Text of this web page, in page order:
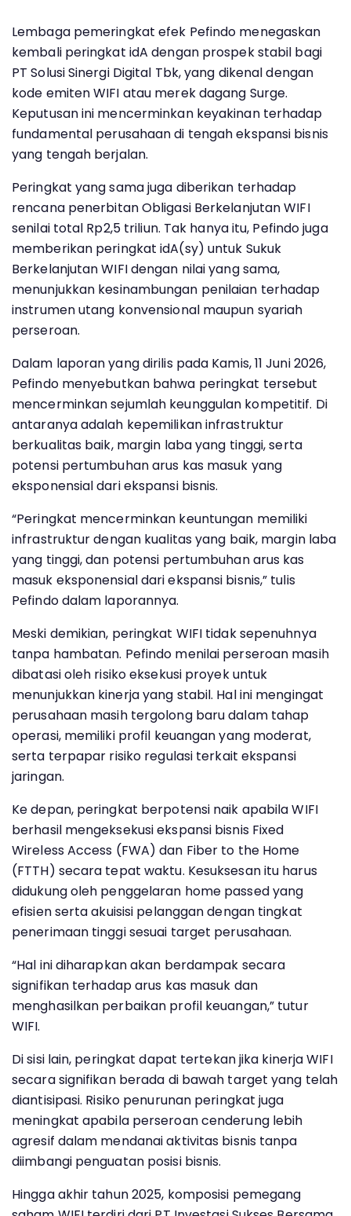
Lembaga pemeringkat efek Pefindo menegaskan
kembali peringkat idA dengan prospek stabil bagi
PT Solusi Sinergi Digital Tbk, yang dikenal dengan
kode emiten WIFI atau merek dagang Surge.
Keputusan ini mencerminkan keyakinan terhadap
fundamental perusahaan di tengah ekspansi bisnis
yang tengah berjalan.
Peringkat yang sama juga diberikan terhadap
rencana penerbitan Obligasi Berkelanjutan WIFI
senilai total Rp2,5 triliun. Tak hanya itu, Pefindo juga
memberikan peringkat idA(sy) untuk Sukuk
Berkelanjutan WIFI dengan nilai yang sama,
menunjukkan kesinambungan penilaian terhadap
instrumen utang konvensional maupun syariah
perseroan.
Dalam laporan yang dirilis pada Kamis, 11 Juni 2026,
Pefindo menyebutkan bahwa peringkat tersebut
mencerminkan sejumlah keunggulan kompetitif. Di
antaranya adalah kepemilikan infrastruktur
berkualitas baik, margin laba yang tinggi, serta
potensi pertumbuhan arus kas masuk yang
eksponensial dari ekspansi bisnis.
“Peringkat mencerminkan keuntungan memiliki
infrastruktur dengan kualitas yang baik, margin laba
yang tinggi, dan potensi pertumbuhan arus kas
masuk eksponensial dari ekspansi bisnis,” tulis
Pefindo dalam laporannya.
Meski demikian, peringkat WIFI tidak sepenuhnya
tanpa hambatan. Pefindo menilai perseroan masih
dibatasi oleh risiko eksekusi proyek untuk
menunjukkan kinerja yang stabil. Hal ini mengingat
perusahaan masih tergolong baru dalam tahap
operasi, memiliki profil keuangan yang moderat,
serta terpapar risiko regulasi terkait ekspansi
jaringan.
Ke depan, peringkat berpotensi naik apabila WIFI
berhasil mengeksekusi ekspansi bisnis Fixed
Wireless Access (FWA) dan Fiber to the Home
(FTTH) secara tepat waktu. Kesuksesan itu harus
didukung oleh penggelaran home passed yang
efisien serta akuisisi pelanggan dengan tingkat
penerimaan tinggi sesuai target perusahaan.
“Hal ini diharapkan akan berdampak secara
signifikan terhadap arus kas masuk dan
menghasilkan perbaikan profil keuangan,” tutur
WIFI.
Di sisi lain, peringkat dapat tertekan jika kinerja WIFI
secara signifikan berada di bawah target yang telah
diantisipasi. Risiko penurunan peringkat juga
meningkat apabila perseroan cenderung lebih
agresif dalam mendanai aktivitas bisnis tanpa
diimbangi penguatan posisi bisnis.
Hingga akhir tahun 2025, komposisi pemegang